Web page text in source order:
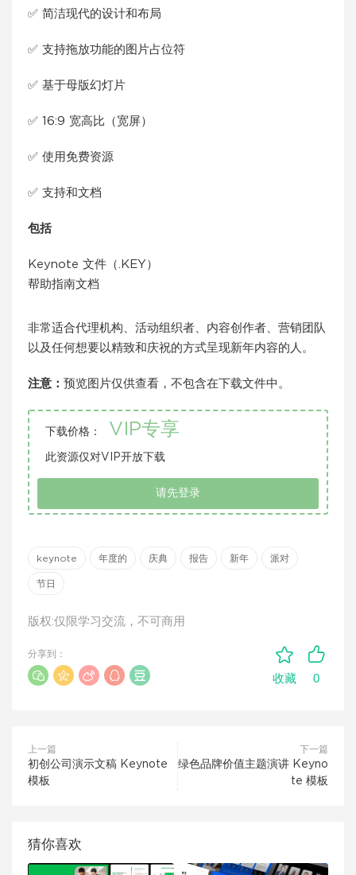
✅ 简洁现代的设计和布局
✅ 支持拖放功能的图片占位符
✅ 基于母版幻灯片
✅ 16:9 宽高比（宽屏）
✅ 使用免费资源
✅ 支持和文档
包括
Keynote 文件（.KEY）
帮助指南文档
非常适合代理机构、活动组织者、内容创作者、营销团队
以及任何想要以精致和庆祝的方式呈现新年内容的人。
注意： 预览图片仅供查看，不包含在下载文件中。
下载价格： VIP专享
此资源仅对VIP开放下载
请先登录
keynote 年度的 庆典 报告 新年 派对
节日
版权:仅限学习交流，不可商用
收藏 0
分享到：
上一篇
初创公司演示文稿 Keynote
模板
下一篇
绿色品牌价值主题演讲 Keyno
te 模板
猜你喜欢